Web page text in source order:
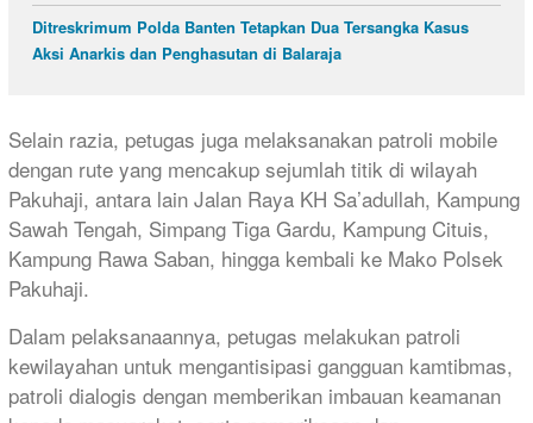
Ditreskrimum Polda Banten Tetapkan Dua Tersangka Kasus
Aksi Anarkis dan Penghasutan di Balaraja
Selain razia, petugas juga melaksanakan patroli mobile
dengan rute yang mencakup sejumlah titik di wilayah
Pakuhaji, antara lain Jalan Raya KH Sa’adullah, Kampung
Sawah Tengah, Simpang Tiga Gardu, Kampung Cituis,
Kampung Rawa Saban, hingga kembali ke Mako Polsek
Pakuhaji.
Dalam pelaksanaannya, petugas melakukan patroli
kewilayahan untuk mengantisipasi gangguan kamtibmas,
patroli dialogis dengan memberikan imbauan keamanan